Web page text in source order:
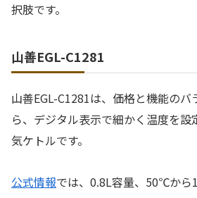
択肢です。
山善EGL-C1281
山善EGL-C1281は、価格と機能の
ら、デジタル表示で細かく温度を設
気ケトルです。
公式情報では、0.8L容量、50℃か